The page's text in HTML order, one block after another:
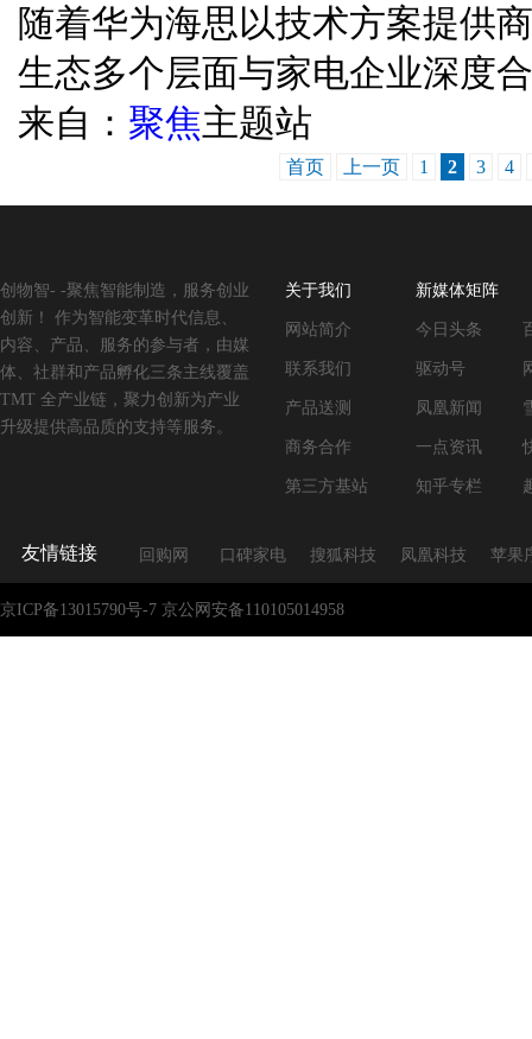
随着华为海思以技术方案提供
生态多个层面与家电企业深度
来自： 聚焦主题站
首页 上一页 1 2 3 4
创物智- -聚焦智能制造，服务创业
创新！ 作为智能变革时代信息、
内容、产品、服务的参与者，由媒
体、社群和产品孵化三条主线覆盖
TMT 全产业链，聚力创新为产业
升级提供高品质的支持等服务。
关于我们
网站简介
联系我们
产品送测
商务合作
第三方基站
新媒体矩阵
今日头条
驱动号
凤凰新闻
一点资讯
知乎专栏
友情链接 回购网 口碑家电 搜狐科技 凤凰科技 苹果
京ICP备13015790号-7 京公网安备110105014958